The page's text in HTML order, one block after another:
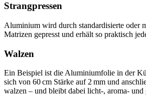
Strangpressen
Aluminium wird durch standardisierte oder
Matrizen gepresst und erhält so praktisch
Walzen
Ein Beispiel ist die Aluminiumfolie in der
sich von 60 cm Stärke auf 2 mm und
walzen – und bleibt dabei licht-, aroma- und